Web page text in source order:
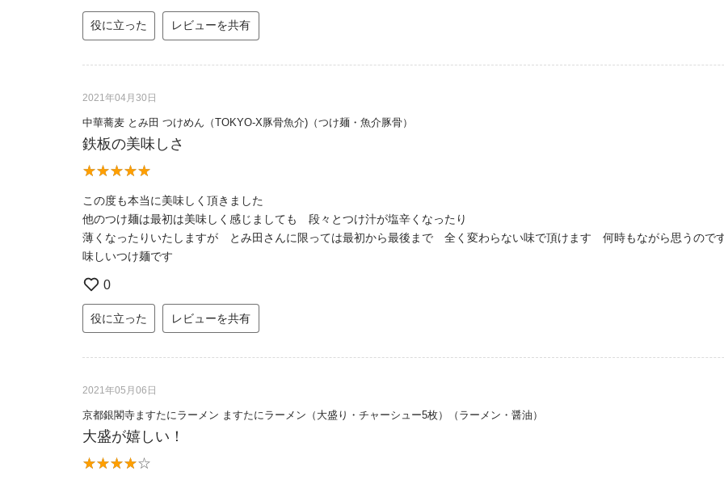
役に立った レビューを共有
2021年04月30日
中華蕎麦 とみ田 つけめん（TOKYO-X豚骨魚介)（つけ麺・魚介豚骨）
鉄板の美味しさ
この度も本当に美味しく頂きました
他のつけ麺は最初は美味しく感じましても 段々とつけ汁が塩辛くなったり
薄くなったりいたしますが とみ田さんに限っては最初から最後まで 全く変わらない味で頂けます 何時もながら思うの
味しいつけ麺です
0
役に立った レビューを共有
2021年05月06日
京都銀閣寺ますたにラーメン ますたにラーメン（大盛り・チャーシュー5枚）（ラーメン・醤油）
大盛が嬉しい！